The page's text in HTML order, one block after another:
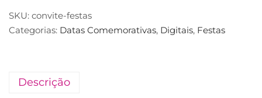
SKU: convite-festas
Categorias: Datas Comemorativas, Digitais, Festas
Descrição